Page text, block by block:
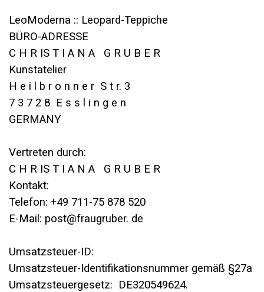
LeoModerna :: Leopard-Teppiche
BÜRO-ADRESSE
C H R IS T I A N A G R U B E R
Kunstatelier
H e i l b r o n n e r S t r. 3
7 3 7 2 8 E s s l i n g e n
GERMANY
Vertreten durch:
C H R IS T I A N A G R U B E R
Kontakt:
Telefon: +49 711-75 878 520
E-Mail: post@fraugruber. de
Umsatzsteuer-ID:
Umsatzsteuer-Identifikationsnummer gemäß §27a
Umsatzsteuergesetz: DE320549624.